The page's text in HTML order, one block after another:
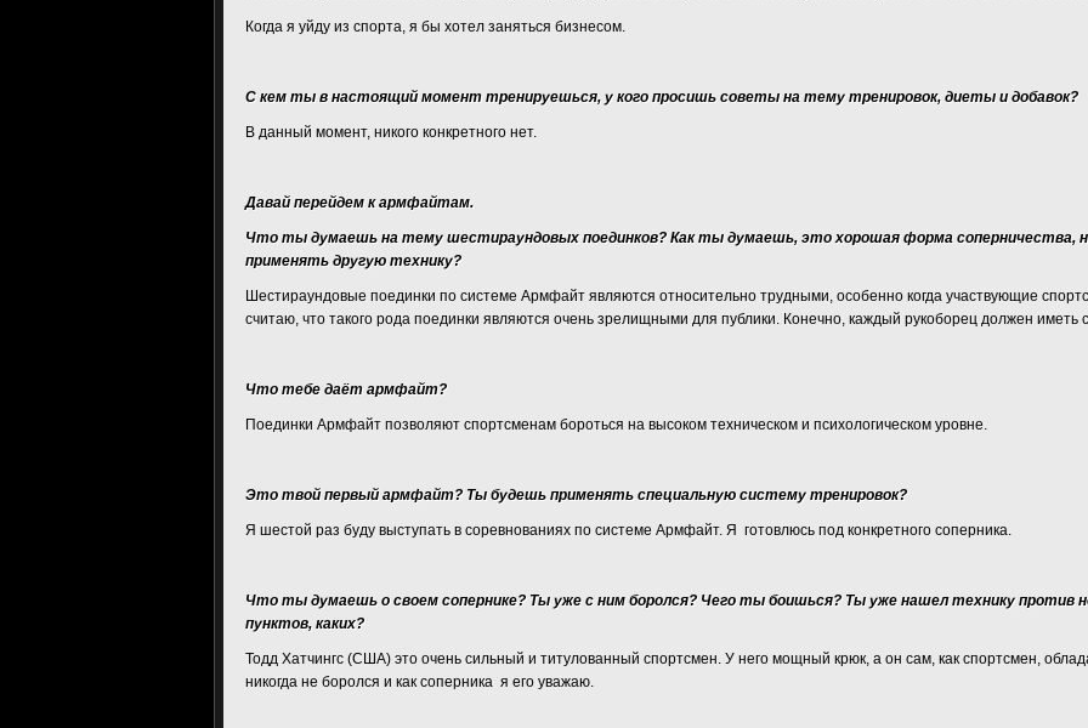
Когда я уйду из спорта, я бы хотел заняться бизнесом.
С кем ты в настоящий момент тренируешься, у кого просишь советы на тему тренировок, диеты и добавок?
В данный момент, никого конкретного нет.
Давай перейдем к армфайтам.
Что ты думаешь на тему шестираундовых поединков? Как ты думаешь, это хорошая форма соперничества,
применять другую технику?
Шестираундовые поединки по системе Армфайт являются относительно трудными, особенно когда участвующие
считаю, что такого рода поединки являются очень зрелищными для публики. Конечно, каждый рукоборец должен иметь
Что тебе даёт армфайт?
Поединки Армфайт позволяют спортсменам бороться на высоком техническом и психологическом уровне.
Это твой первый армфайт? Ты будешь применять специальную систему тренировок?
Я шестой раз буду выступать в соревнованиях по системе Армфайт. Я готовлюсь под конкретного соперника.
Что ты думаешь о своем сопернике? Ты уже с ним боролся? Чего ты боишься? Ты уже нашел технику против
пунктов, каких?
Тодд Хатчингс (США) это очень сильный и титулованный спортсмен. У него мощный крюк, а он сам, как спортсмен,
никогда не боролся и как соперника я его уважаю.